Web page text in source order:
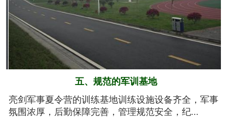
六、系统的安全保障
我们将安全视为生命，安全高于一切！从孩子训练期
间的衣、食、住、行全方位有效管控，由生活...